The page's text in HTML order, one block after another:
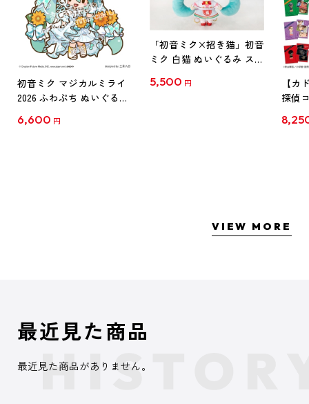
初音ミク マジカルミライ
2026 ふわぷち ぬいぐるみ
6,600 円
「初音ミク×招き猫」初音
ミク 白猫 ぬいぐるみ スタ
5,500 円
【カ
探偵
クリ
VIEW MORE
最近見た商品
最近見た商品がありません。